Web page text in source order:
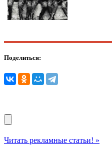
Поделиться:
Читать рекламные статьи! »